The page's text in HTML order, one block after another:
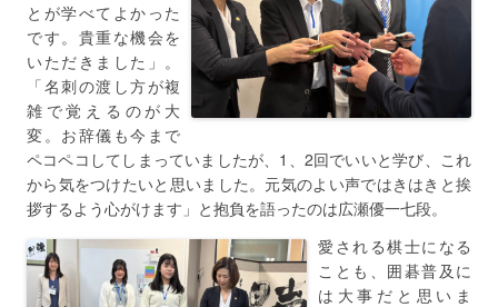
とが学べてよかった
です。貴重な機会を
いただきました」。
「名刺の渡し方が複
雑で覚えるのが大
変。お辞儀も今まで
ペコペコしてしまっていましたが、1、2回でいいと学び、これ
から気をつけたいと思いました。元気のよい声ではきはきと挨
拶するよう心がけます」と抱負を語ったのは広瀬優一七段。
愛される棋士になる
ことも、囲碁普及に
は大事だと思いま